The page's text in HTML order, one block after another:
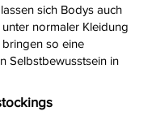
sich Bodys auch
normaler Kleidung
so eine
Selbstbewusstsein in